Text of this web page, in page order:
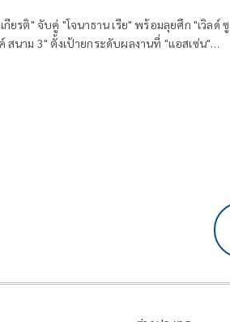
กียรติ" จับคู่ "โจนาธาน เรีย" พร้อมลุยศึก "เวิลด์ ซู
สนาม 3" ตั้งเป้ายกระดับผลงานที่ "แอสเซ่น"